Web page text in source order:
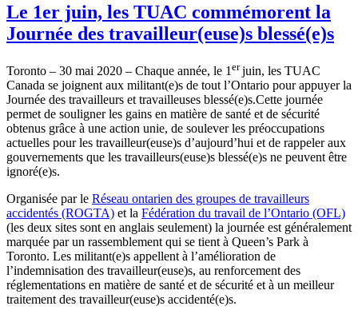
Le 1er juin, les TUAC commémorent la
Journée des travailleur(euse)s blessé(e)s
Toronto – 30 mai 2020 – Chaque année, le 1 erjuin, les TUAC
Canada se joignent aux militant(e)s de tout l’Ontario pour appuyer la
Journée des travailleurs et travailleuses blessé(e)s.Cette journée
permet de souligner les gains en matière de santé et de sécurité
obtenus grâce à une action unie, de soulever les préoccupations
actuelles pour les travailleur(euse)s d’aujourd’hui et de rappeler aux
gouvernements que les travailleurs(euse)s blessé(e)s ne peuvent être
ignoré(e)s.
Organisée par le Réseau ontarien des groupes de travailleurs
accidentés (ROGTA) et la Fédération du travail de l’Ontario (OFL)
(les deux sites sont en anglais seulement) la journée est généralement
marquée par un rassemblement qui se tient à Queen’s Park à
Toronto. Les militant(e)s appellent à l’amélioration de
l’indemnisation des travailleur(euse)s, au renforcement des
réglementations en matière de santé et de sécurité et à un meilleur
traitement des travailleur(euse)s accidenté(e)s.